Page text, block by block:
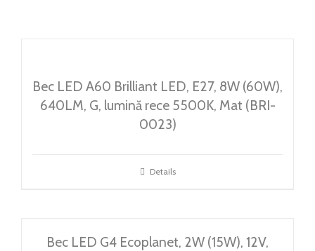
Weglot switcher
Bec LED A60 Brilliant LED, E27, 8W (60W),
640LM, G, lumină rece 5500K, Mat (BRI-
0023)
Details
Bec LED G4 Ecoplanet, 2W (15W), 12V,